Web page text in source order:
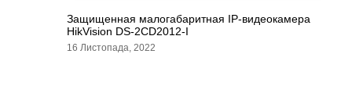
Защищенная малогабаритная IP-видеокамера
HikVision DS-2CD2012-I
16 Листопада, 2022